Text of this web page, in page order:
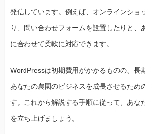
発信しています。例えば、オンラインショ
り、問い合わせフォームを設置したりと、
に合わせて柔軟に対応できます。
WordPressは初期費用がかかるものの、長
あなたの農園のビジネスを成長させるため
す。これから解説する手順に従って、あな
を立ち上げましょう。